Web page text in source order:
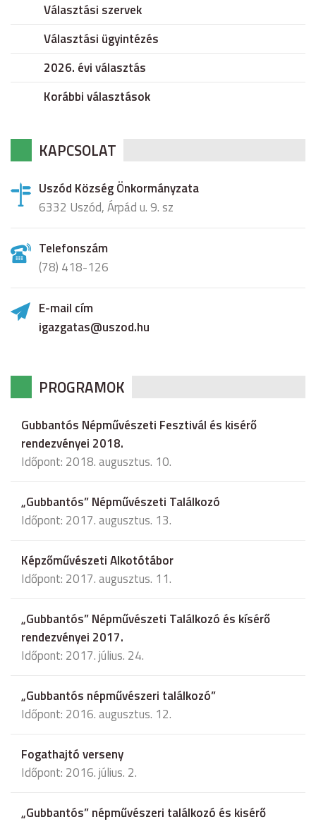
Választási szervek
Választási ügyintézés
2026. évi választás
Korábbi választások
KAPCSOLAT
Uszód Község Önkormányzata
6332 Uszód, Árpád u. 9. sz
Telefonszám
(78) 418-126
E-mail cím
igazgatas@uszod.hu
PROGRAMOK
Gubbantós Népművészeti Fesztivál és kisérő
rendezvényei 2018.
Időpont: 2018. augusztus. 10.
„Gubbantós” Népművészeti Találkozó
Időpont: 2017. augusztus. 13.
Képzőművészeti Alkotótábor
Időpont: 2017. augusztus. 11.
„Gubbantós” Népművészeti Találkozó és kísérő
rendezvényei 2017.
Időpont: 2017. július. 24.
„Gubbantós népművészeri találkozó”
Időpont: 2016. augusztus. 12.
Fogathajtó verseny
Időpont: 2016. július. 2.
„Gubbantós” népművészeri találkozó és kisérő